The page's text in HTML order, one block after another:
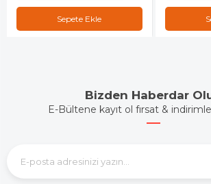
Sepete Ekle
Bizden Haberdar
E-Bültene kayıt ol fırsat &